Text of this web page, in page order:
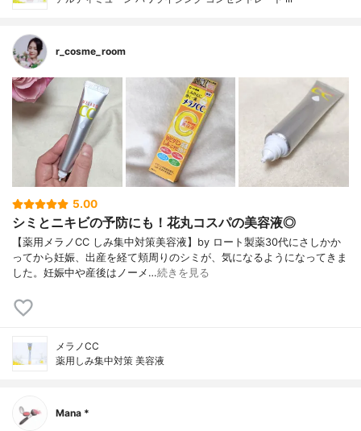
r_cosme_room
5.00
シミとニキビの予防にも！花丸コスパの美容液◎
【薬用メラノCC しみ集中対策美容液】by ロート製薬30代にさしかか
ってから妊娠、出産を経て頬周りのシミが、気になるようになってきま
した。妊娠中や産後はノーメ…続きを見る
メラノCC
薬用しみ集中対策 美容液
Mana *